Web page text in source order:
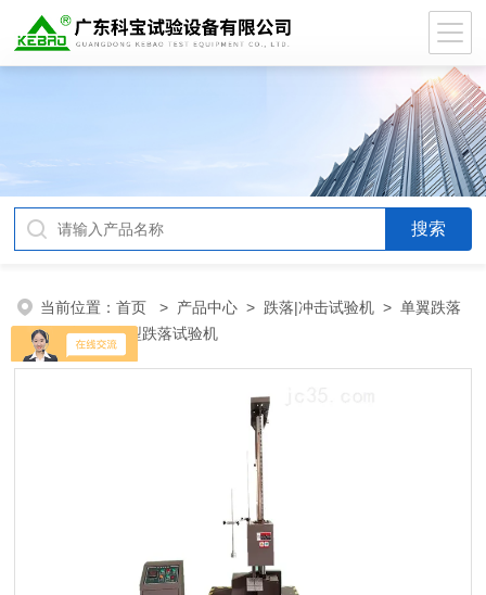
当前位置：首页 > 产品中心 > 跌落|冲击试验机 >单翼跌落
试验机> 小型跌落试验机